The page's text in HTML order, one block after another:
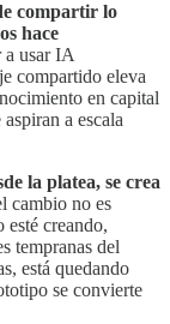
compartir lo
hace
a usar IA
compartido eleva
en capital
a escala
la platea, se crea
cambio no es
creando,
tempranas del
está quedando
se convierte